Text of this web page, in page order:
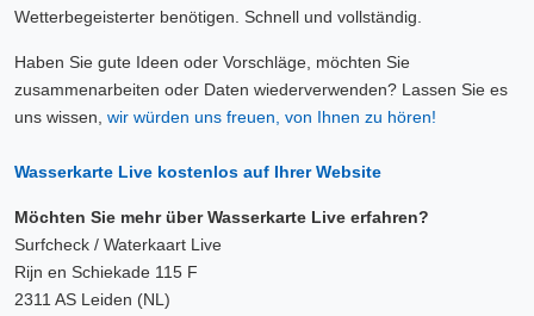
Wetterbegeisterter benötigen. Schnell und vollständig.
Haben Sie gute Ideen oder Vorschläge, möchten Sie
zusammenarbeiten oder Daten wiederverwenden? Lassen Sie es
uns wissen, wir würden uns freuen, von Ihnen zu hören!
Wasserkarte Live kostenlos auf Ihrer Website
Möchten Sie mehr über Wasserkarte Live erfahren?
Surfcheck / Waterkaart Live
Rijn en Schiekade 115 F
2311 AS Leiden (NL)